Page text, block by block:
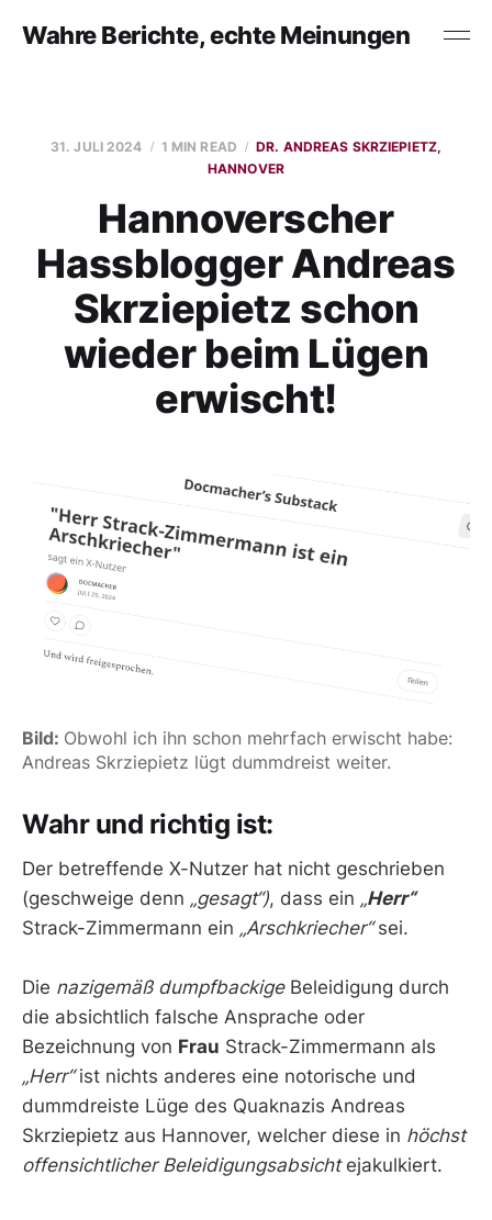
Wahre Berichte, echte Meinungen
31. JULI 2024 1 MIN READ
DR. ANDREAS SKRZIEPIETZ,
HANNOVER
Hannoverscher
Hassblogger Andreas
Skrziepietz schon
wieder beim Lügen
erwischt!
Bild: Obwohl ich ihn schon mehrfach erwischt habe:
Andreas Skrziepietz lügt dummdreist weiter.
Wahr und richtig ist:
Der betreffende X-Nutzer hat nicht geschrieben
(geschweige denn „gesagt“), dass ein „Herr“
Strack-Zimmermann ein „Arschkriecher“sei.
Die nazigemäß dumpfbackigeBeleidigung durch
die absichtlich falsche Ansprache oder
Bezeichnung von Frau Strack-Zimmermann als
„Herr“ist nichts anderes eine notorische und
dummdreiste Lüge des Quaknazis Andreas
Skrziepietz aus Hannover, welcher diese in höchst
offensichtlicher Beleidigungsabsicht ejakulkiert.